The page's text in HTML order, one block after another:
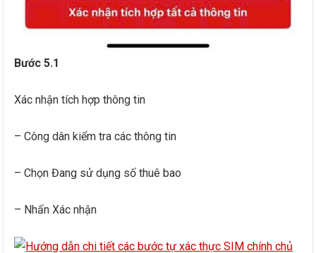
Bước 5.1
Xác nhận tích hợp thông tin
– Công dân kiểm tra các thông tin
– Chọn Đang sử dụng số thuê bao
– Nhấn Xác nhận